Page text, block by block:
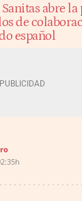
Sanitas abre la
de
español